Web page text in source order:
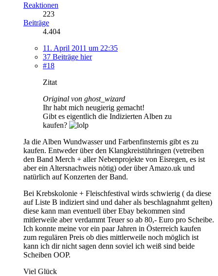
Reaktionen
223
Beiträge
4.404
11. April 2011 um 22:35
37 Beiträge hier
#18
Zitat
Original von ghost_wizard
Ihr habt mich neugierig gemacht!
Gibt es eigentlich die Indizierten Alben zu
kaufen?
Ja die Alben Wundwasser und Farbenfinsternis gibt es zu
kaufen. Entweder über den Klangkreistühringen (vetreiben
den Band Merch + aller Nebenprojekte von Eisregen, es ist
aber ein Altersnachweis nötig) oder über Amazo.uk und
natürlich auf Konzerten der Band.
Bei Krebskolonie + Fleischfestival wirds schwierig ( da diese
auf Liste B indiziert sind und daher als beschlagnahmt gelten)
diese kann man eventuell über Ebay bekommen sind
mitlerweile aber verdammt Teuer so ab 80,- Euro pro Scheibe.
Ich konnte meine vor ein paar Jahren in Österreich kaufen
zum regulären Preis ob dies mittlerweile noch möglich ist
kann ich dir nicht sagen denn soviel ich weiß sind beide
Scheiben OOP.
Viel Glück